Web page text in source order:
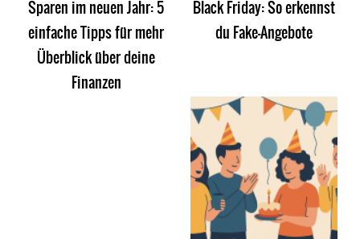
Sparen im neuen Jahr: 5
einfache Tipps für mehr
Überblick über deine
Finanzen
Black Friday: So erkennst
du Fake-Angebote